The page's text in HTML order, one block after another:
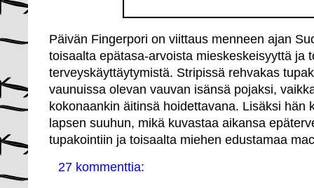
Päivän Fingerpori on viittaus menneen ajan
toisaalta epätasa-arvoista mieskeskeisyyttä ja
terveyskäyttäytymistä. Stripissä rehvakas
vaunuissa olevan vauvan isänsä pojaksi,
kokonaankin äitinsä hoidettavana. Lisäksi hän
lapsen suuhun, mikä kuvastaa aikansa
tupakointiin ja toisaalta miehen edustamaa
27 kommenttia: